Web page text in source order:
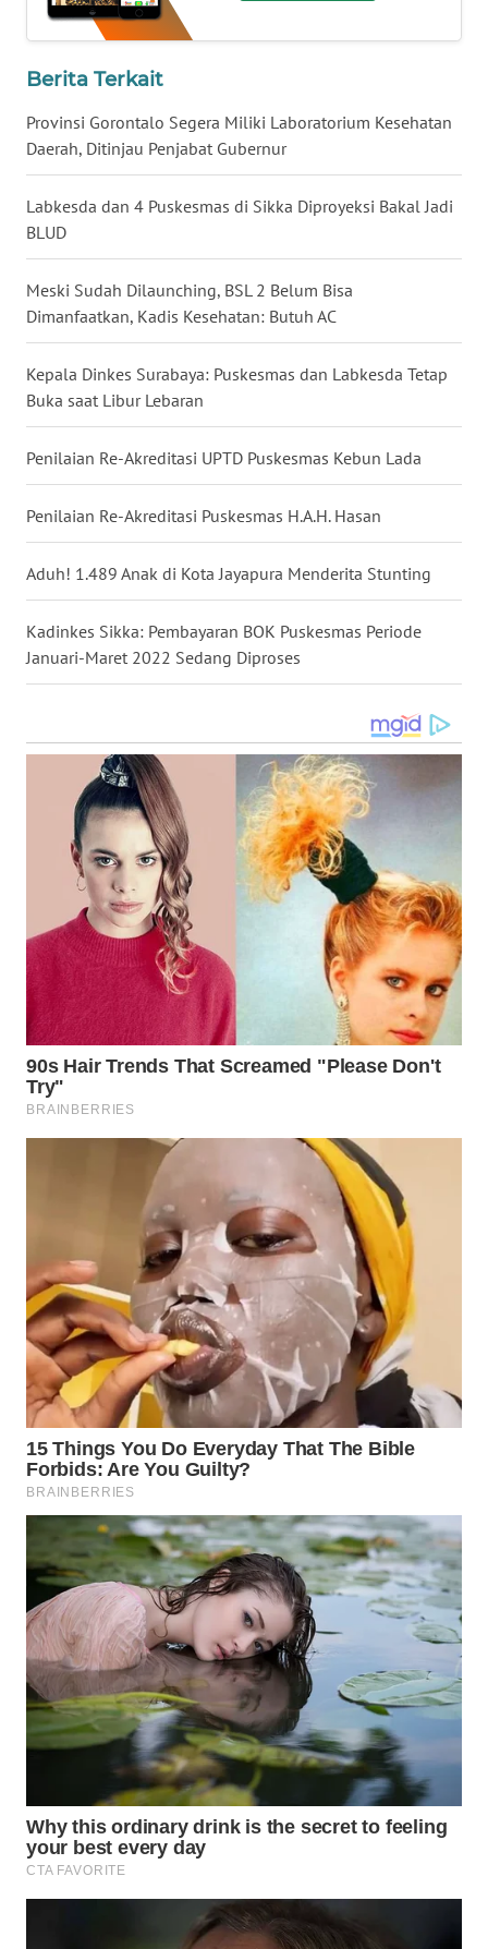
Berita Terkait
Provinsi Gorontalo Segera Miliki Laboratorium Kesehatan
Daerah, Ditinjau Penjabat Gubernur
Labkesda dan 4 Puskesmas di Sikka Diproyeksi Bakal Jadi
BLUD
Meski Sudah Dilaunching, BSL 2 Belum Bisa
Dimanfaatkan, Kadis Kesehatan: Butuh AC
Kepala Dinkes Surabaya: Puskesmas dan Labkesda Tetap
Buka saat Libur Lebaran
Penilaian Re-Akreditasi UPTD Puskesmas Kebun Lada
Penilaian Re-Akreditasi Puskesmas H.A.H. Hasan
Aduh! 1.489 Anak di Kota Jayapura Menderita Stunting
Kadinkes Sikka: Pembayaran BOK Puskesmas Periode
Januari-Maret 2022 Sedang Diproses
KALTENG
KALTARA
WN
KALSEL
WN
KALTIM
WN
SULSEL
WN
GORONTALO
WN
SULUT
WN
MALUKU
DAIRI
WN
DANAU
TOBA
WN
WN
LANGKAT
LESUNG
WN
KARO
WN
SIMALUNGUN
WN
LABUHANBATU
WN
TAPANULI
TENGAH
WN DELI
SERDANG
TINGGI
WN